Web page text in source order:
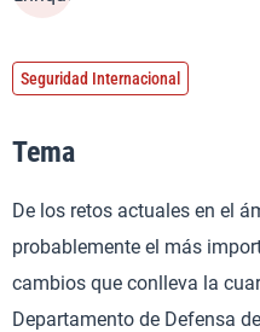
Seguridad Internacional
Tema
De los retos actuales en el
probablemente el más
cambios que conlleva la
Departamento de Defensa